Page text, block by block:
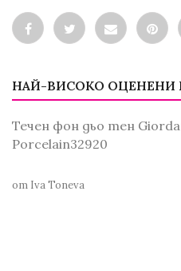
НАЙ-ВИСОКО ОЦЕНЕНИ
Течен фон дьо тен
Porcelain32920
от Iva Toneva